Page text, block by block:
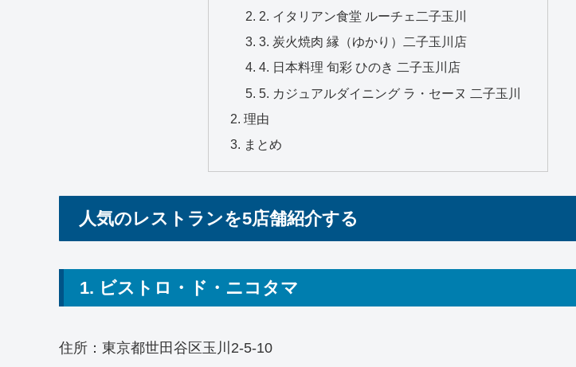
2. イタリアン食堂 ルーチェ二子玉川
3. 炭火焼肉 縁（ゆかり）二子玉川店
4. 日本料理 旬彩 ひのき 二子玉川店
5. カジュアルダイニング ラ・セーヌ 二子玉川
理由
まとめ
人気のレストランを5店舗紹介する
1. ビストロ・ド・ニコタマ
住所：東京都世田谷区玉川2-5-10